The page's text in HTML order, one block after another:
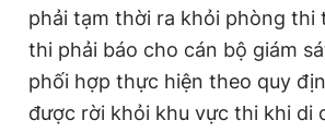
phải tạm thời ra khỏi phòng thi
thi phải báo cho cán bộ giám
phối hợp thực hiện theo quy
được rời khỏi khu vực thi khi di